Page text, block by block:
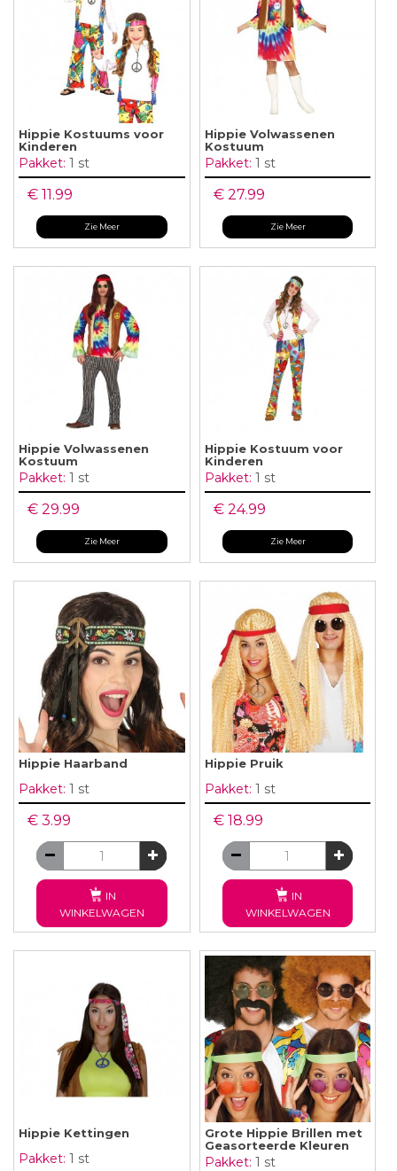
Hippie Kostuums voor
Kinderen
Pakket: 1 st
€ 11.99
Zie Meer
Hippie Volwassenen
Kostuum
Pakket: 1 st
€ 27.99
Zie Meer
Hippie Volwassenen
Kostuum
Pakket: 1 st
€ 29.99
Zie Meer
Hippie Kostuum voor
Kinderen
Pakket: 1 st
€ 24.99
Zie Meer
Hippie Haarband
Pakket: 1 st
€ 3.99
IN
WINKELWAGEN
Hippie Pruik
Pakket: 1 st
€ 18.99
IN
WINKELWAGEN
Hippie Kettingen
Pakket: 1 st
Grote Hippie Brillen met
Geasorteerde Kleuren
Pakket: 1 st